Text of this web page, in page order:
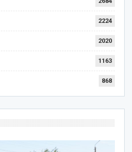
2224
2020
1163
868